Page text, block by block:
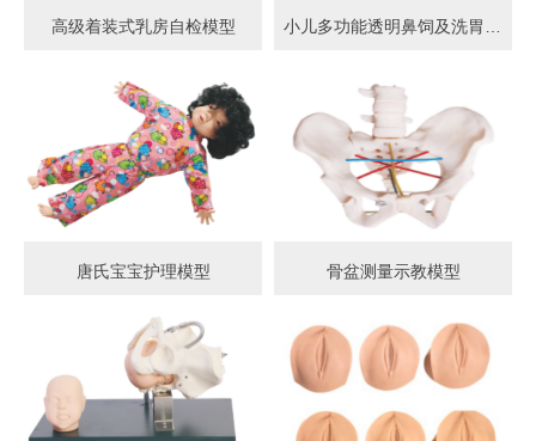
高级着装式乳房自检模型
唐氏宝宝护理模型 骨盆测量示教模型